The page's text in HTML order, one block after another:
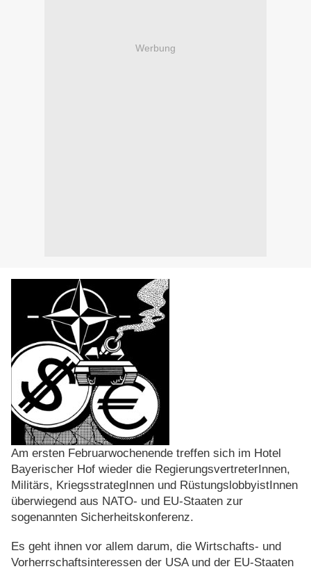
Werbung
Am ersten Februarwochenende treffen sich im Hotel
Bayerischer Hof wieder die RegierungsvertreterInnen,
Militärs, KriegsstrategInnen und RüstungslobbyistInnen
überwiegend aus NATO- und EU-Staaten zur
sogenannten Sicherheitskonferenz.
Es geht ihnen vor allem darum, die Wirtschafts- und
Vorherrschaftsinteressen der USA und der EU-Staaten